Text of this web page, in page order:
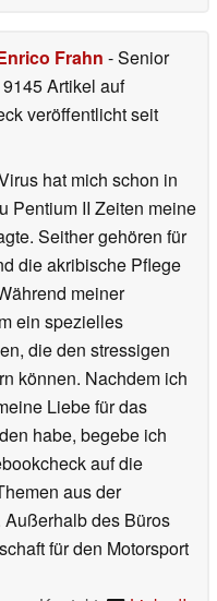
Frahn - Senior
Artikel auf
veröffentlichtseit
hat mich schon in
Pentium II Zeiten meine
Seither gehören für
die akribische Pflege
meiner
ein spezielles
die den stressigen
können. Nachdem ich
Liebe für das
habe, begebe ich
auf die
aus der
des Büros
für den Motorsport